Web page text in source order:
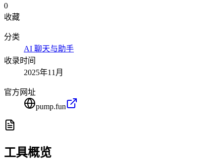
0
收藏
分类
AI 聊天与助手
收录时间
2025年11月
官方网址
pump.fun
工具概览